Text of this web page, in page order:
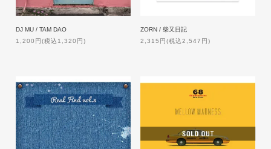
DJ MU / TAM DAO
1,200円(税込1,320円)
ZORN / 柴又日記
2,315円(税込2,547円)